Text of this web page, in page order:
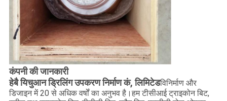
कंपनी की जानकारी
हेबै यिचुआन ड्रिलिंग उपकरण निर्माण कं, लिमिटेडविनिर्माण और
डिजाइन में 20 से अधिक वर्षों का अनुभव है।हम टीसीआई ट्राइकोन बिट,